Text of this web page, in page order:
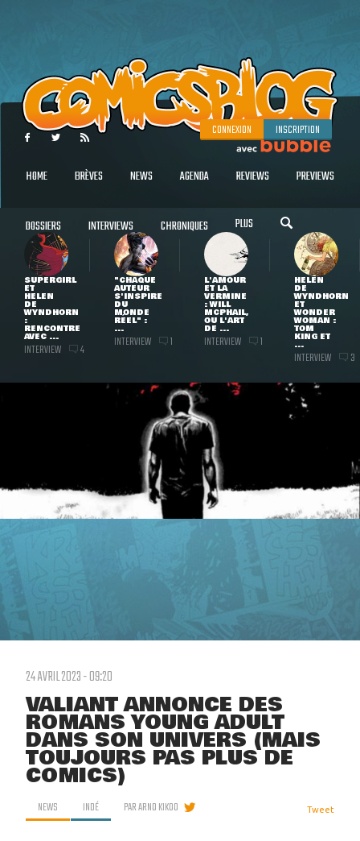
CONNEXION INSCRIPTION
HOME BRÈVES NEWS AGENDA REVIEWS PREVIEWS
DOSSIERS INTERVIEWS CHRONIQUES PLUS
SUPERGIRL
ET
HELEN
DE
WYNDHORN
:
RENCONTRE
AVEC ...
INTERVIEW 4
"CHAQUE
AUTEUR
S'INSPIRE
DU
MONDE
RÉEL" :
...
INTERVIEW 1
L'AMOUR
ET LA
VERMINE
: WILL
MCPHAIL,
OU L'ART
DE ...
INTERVIEW 1
HELEN
DE
WYNDHORN
ET
WONDER
WOMAN :
TOM
KING ET
...
INTERVIEW 3
24 AVRIL 2023 - 09:20
VALIANT ANNONCE DES
ROMANS YOUNG ADULT
DANS SON UNIVERS (MAIS
TOUJOURS PAS PLUS DE
COMICS)
NEWS INDÉ PARARNO KIKOO Tweet